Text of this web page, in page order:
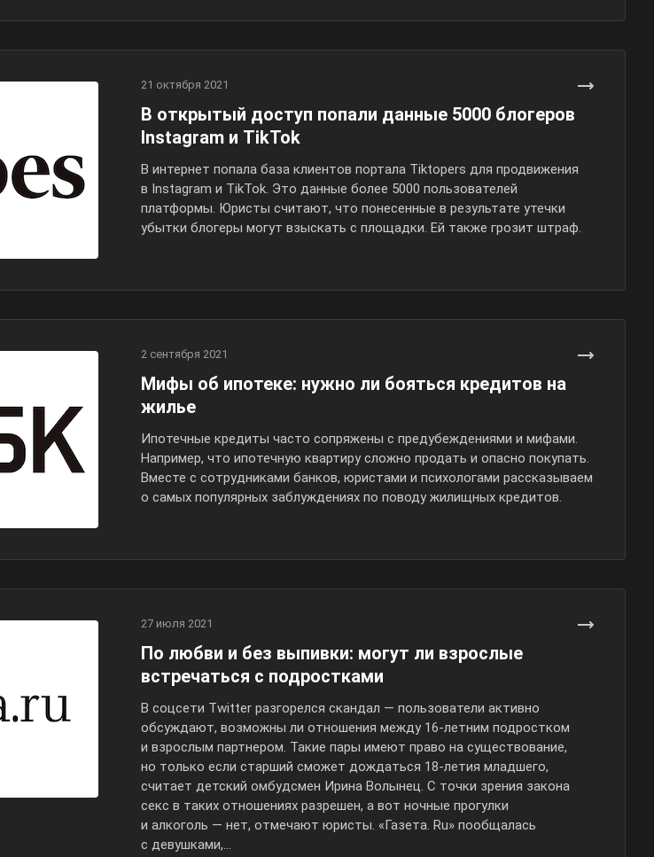
21 октября 2021
В открытый доступ попали данные 5000 блогеров
Instagram и TikTok
В интернет попала база клиентов портала Tiktopers для продвижения
в Instagram и TikTok. Это данные более 5000 пользователей
платформы. Юристы считают, что понесенные в результате утечки
убытки блогеры могут взыскать с площадки. Ей также грозит штраф.
2 сентября 2021
Мифы об ипотеке: нужно ли бояться кредитов на
жилье
Ипотечные кредиты часто сопряжены с предубеждениями и мифами.
Например, что ипотечную квартиру сложно продать и опасно покупать.
Вместе с сотрудниками банков, юристами и психологами рассказываем
о самых популярных заблуждениях по поводу жилищных кредитов.
27 июля 2021
По любви и без выпивки: могут ли взрослые
встречаться с подростками
В соцсети Twitter разгорелся скандал — пользователи активно
обсуждают, возможны ли отношения между 16-летним подростком
и взрослым партнером. Такие пары имеют право на существование,
но только если старший сможет дождаться 18-летия младшего,
считает детский омбудсмен Ирина Волынец. С точки зрения закона
секс в таких отношениях разрешен, а вот ночные прогулки
и алкоголь — нет, отмечают юристы. «Газета. Ru» пообщалась
с девушками,...